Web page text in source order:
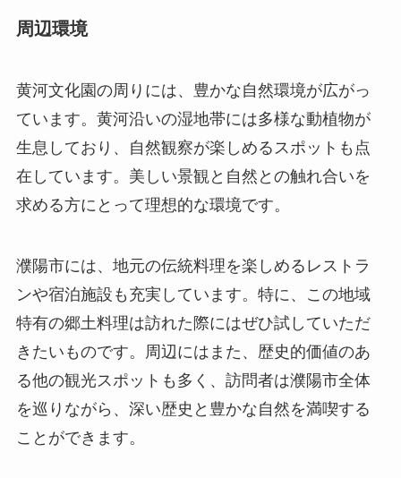
周辺環境
黄河文化園の周りには、豊かな自然環境が広がっ
ています。黄河沿いの湿地帯には多様な動植物が
生息しており、自然観察が楽しめるスポットも点
在しています。美しい景観と自然との触れ合いを
求める方にとって理想的な環境です。
濮陽市には、地元の伝統料理を楽しめるレストラ
ンや宿泊施設も充実しています。特に、この地域
特有の郷土料理は訪れた際にはぜひ試していただ
きたいものです。周辺にはまた、歴史的価値のあ
る他の観光スポットも多く、訪問者は濮陽市全体
を巡りながら、深い歴史と豊かな自然を満喫する
ことができます。